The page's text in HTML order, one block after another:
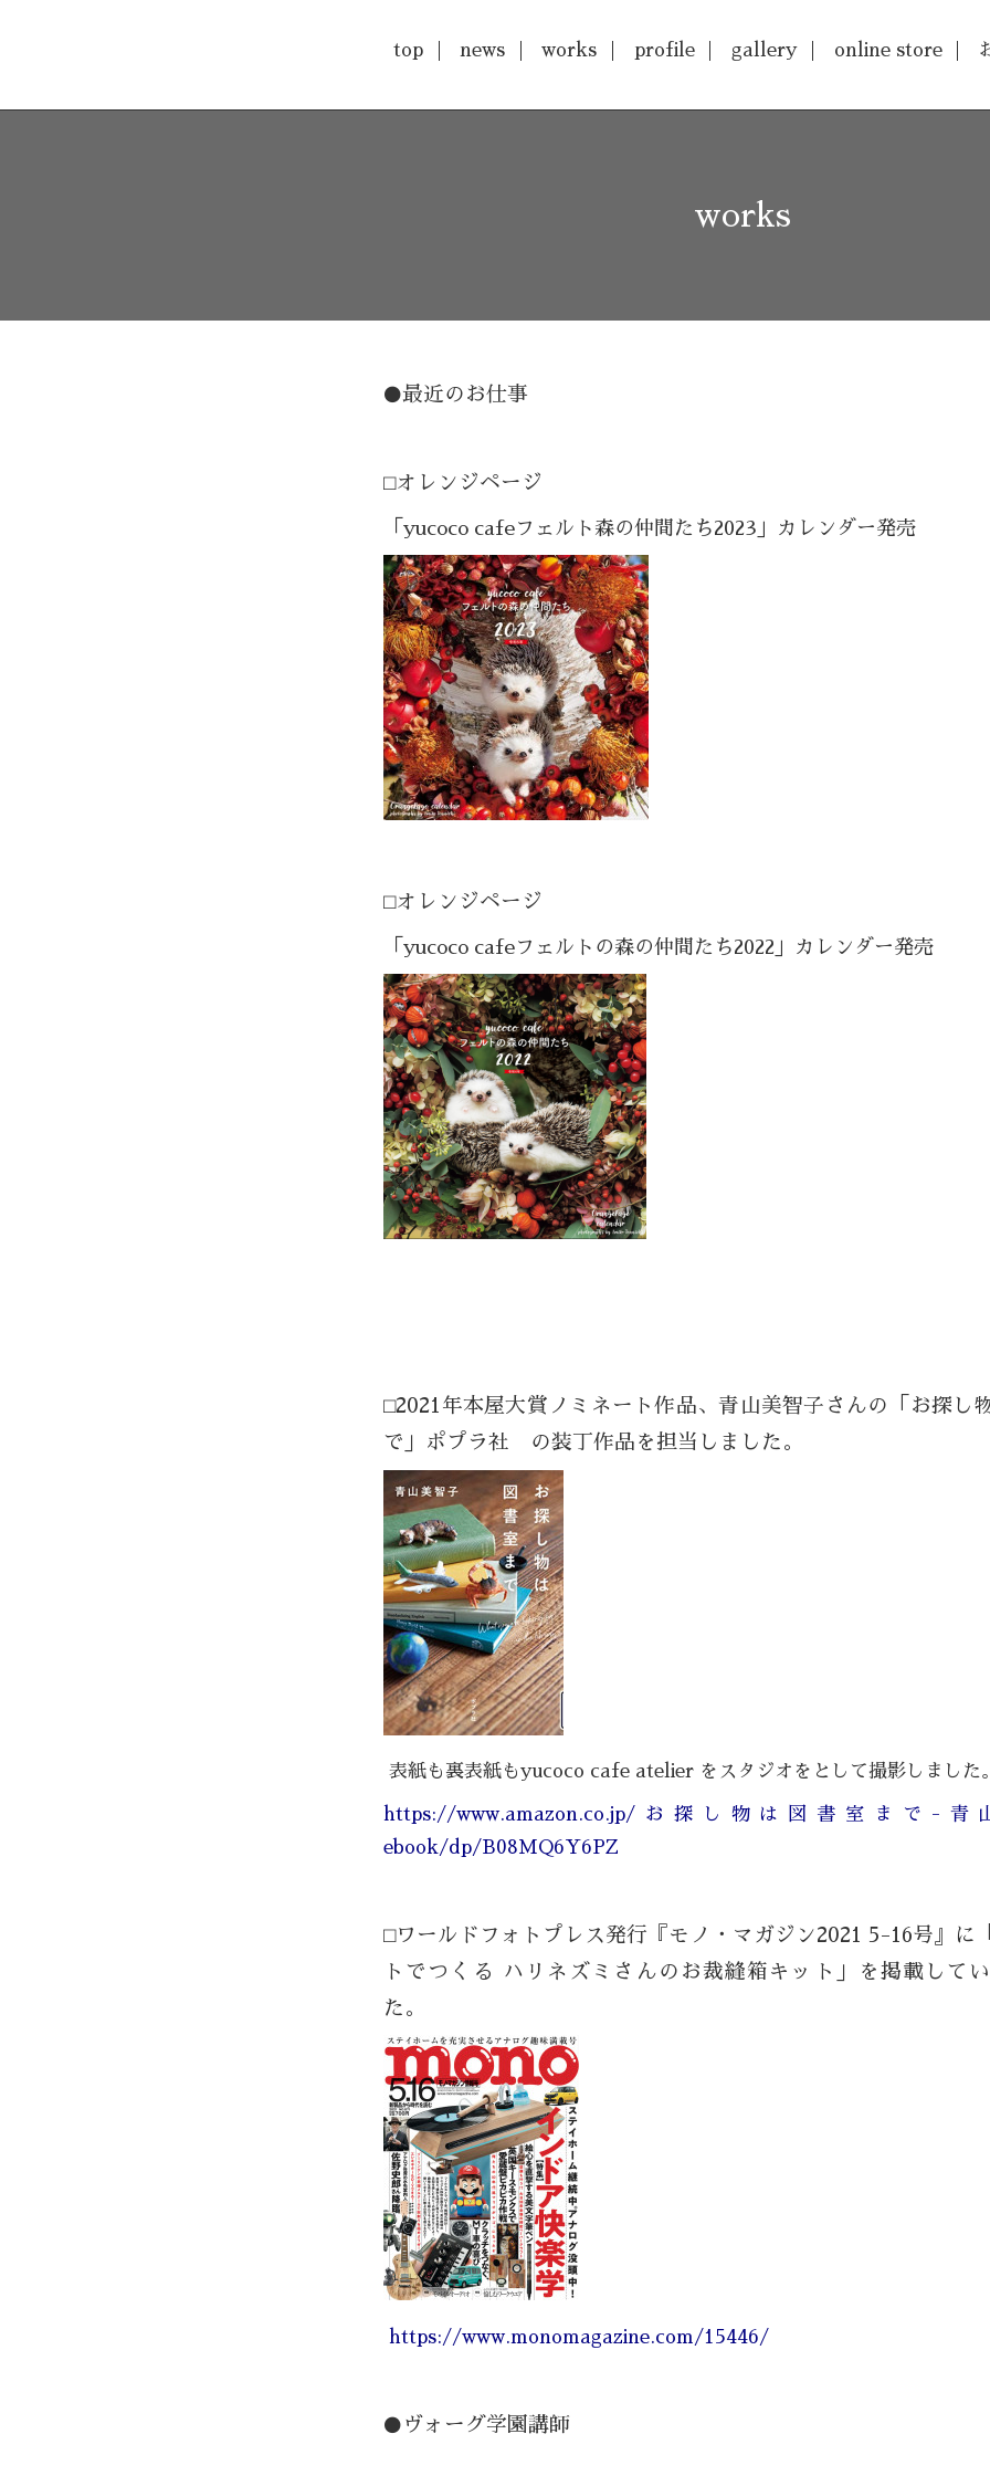
top news works profile gallery online store
works
⚫️最近のお仕事
⬜︎オレンジページ
「yucoco cafeフェルト森の仲間たち2023」カレンダー発売
⬜︎オレンジページ
「yucoco cafeフェルトの森の仲間たち2022」カレンダー発売
⬜︎2021年本屋大賞ノミネート作品、青山美智子さんの「お探し
で」ポプラ社 の装丁作品を担当しました。
表紙も裏表紙もyucoco cafe atelier をスタジオをとして撮影しました。
https://www.amazon.co.jp/お探し物は図書室まで-
ebook/dp/B08MQ6Y6PZ
⬜︎ワールドフォトプレス発行『モノ・マガジン2021 5-16号』に
トでつくる ハリネズミさんのお裁縫箱キット」を掲載して
た。
https://www.monomagazine.com/15446/
⚫️ ヴォーグ学園講師